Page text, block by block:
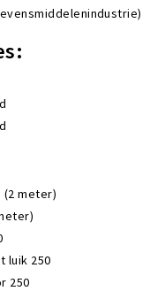
(2 meter)
luik 250
250